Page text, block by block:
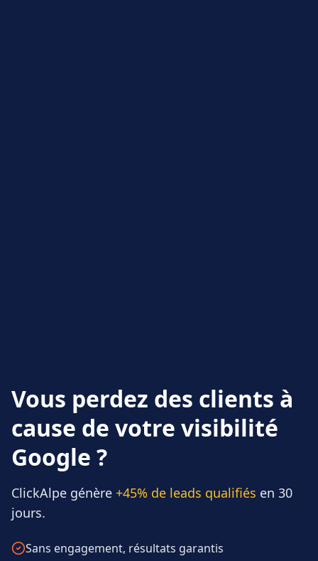
Vous perdez des clients à
cause de votre visibilité
Google ?
ClickAlpe génère +45% de leads qualifiés en 30
jours.
Sans engagement, résultats garantis